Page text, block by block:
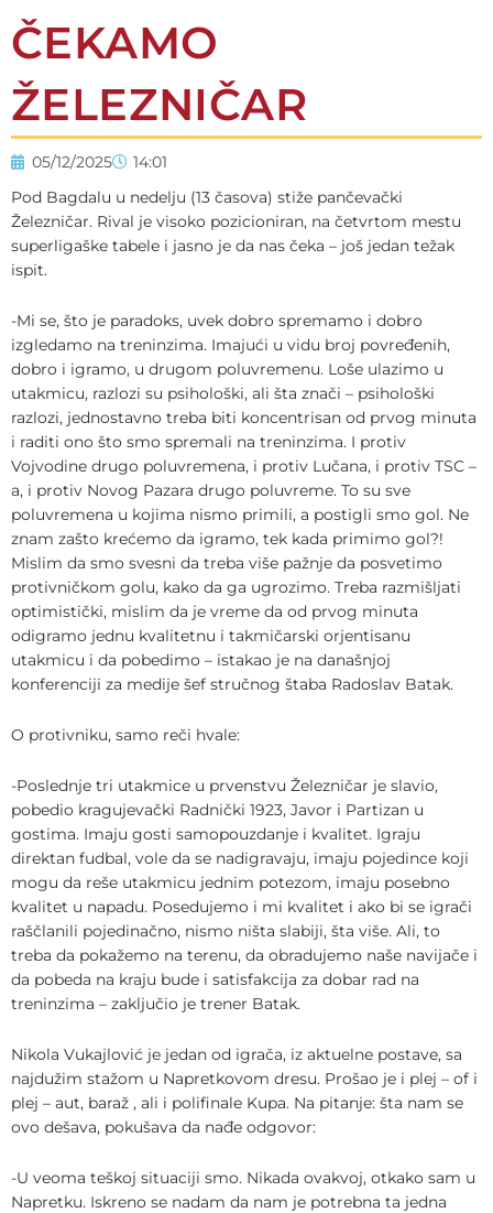
ČEKAMO
ŽELEZNIČAR
05/12/2025
14:01
Pod Bagdalu u nedelju (13 časova) stiže pančevački
Železničar. Rival je visoko pozicioniran, na četvrtom mestu
superligaške tabele i jasno je da nas čeka – još jedan težak
ispit.
-Mi se, što je paradoks, uvek dobro spremamo i dobro
izgledamo na treninzima. Imajući u vidu broj povređenih,
dobro i igramo, u drugom poluvremenu. Loše ulazimo u
utakmicu, razlozi su psihološki, ali šta znači – psihološki
razlozi, jednostavno treba biti koncentrisan od prvog minuta
i raditi ono što smo spremali na treninzima. I protiv
Vojvodine drugo poluvremena, i protiv Lučana, i protiv TSC –
a, i protiv Novog Pazara drugo poluvreme. To su sve
poluvremena u kojima nismo primili, a postigli smo gol. Ne
znam zašto krećemo da igramo, tek kada primimo gol?!
Mislim da smo svesni da treba više pažnje da posvetimo
protivničkom golu, kako da ga ugrozimo. Treba razmišljati
optimistički, mislim da je vreme da od prvog minuta
odigramo jednu kvalitetnu i takmičarski orjentisanu
utakmicu i da pobedimo – istakao je na današnjoj
konferenciji za medije šef stručnog štaba Radoslav Batak.
O protivniku, samo reči hvale:
-Poslednje tri utakmice u prvenstvu Železničar je slavio,
pobedio kragujevački Radnički 1923, Javor i Partizan u
gostima. Imaju gosti samopouzdanje i kvalitet. Igraju
direktan fudbal, vole da se nadigravaju, imaju pojedince koji
mogu da reše utakmicu jednim potezom, imaju posebno
kvalitet u napadu. Posedujemo i mi kvalitet i ako bi se igrači
raščlanili pojedinačno, nismo ništa slabiji, šta više. Ali, to
treba da pokažemo na terenu, da obradujemo naše navijače i
da pobeda na kraju bude i satisfakcija za dobar rad na
treninzima – zaključio je trener Batak.
Nikola Vukajlović je jedan od igrača, iz aktuelne postave, sa
najdužim stažom u Napretkovom dresu. Prošao je i plej – of i
plej – aut, baraž , ali i polifinale Kupa. Na pitanje: šta nam se
ovo dešava, pokušava da nađe odgovor:
-U veoma teškoj situaciji smo. Nikada ovakvoj, otkako sam u
Napretku. Iskreno se nadam da nam je potrebna ta jedna